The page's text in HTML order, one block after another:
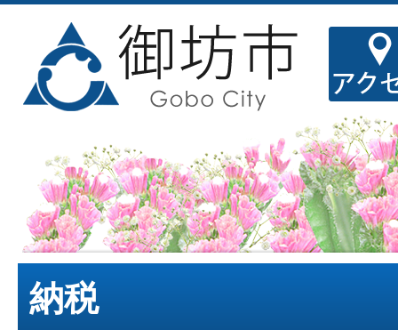
納税